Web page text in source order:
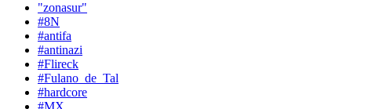
"zonasur"
#8N
#antifa
#antinazi
#Flireck
#Fulano_de_Tal
#hardcore